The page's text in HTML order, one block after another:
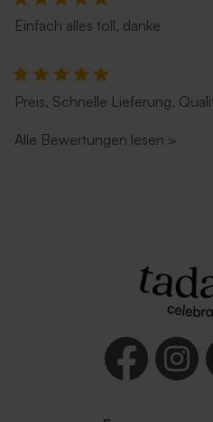
Umschlag in Sandfarbe
Einfach alles toll, danke
Preis, Schnelle Lieferung,
Alle Bewertungen lesen >